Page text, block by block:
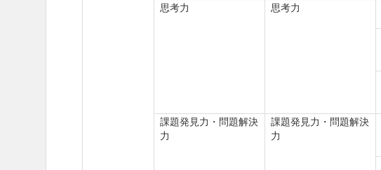
思考力 思考力
課題発見力・問題解決
力
課題発見力・問題解決
力